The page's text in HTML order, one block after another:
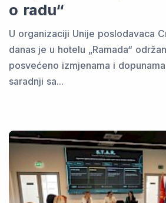
o radu“
U organizaciji Unije poslodavaca
danas je u hotelu „Ramada“
posvećeno izmjenama i
saradnji sa...